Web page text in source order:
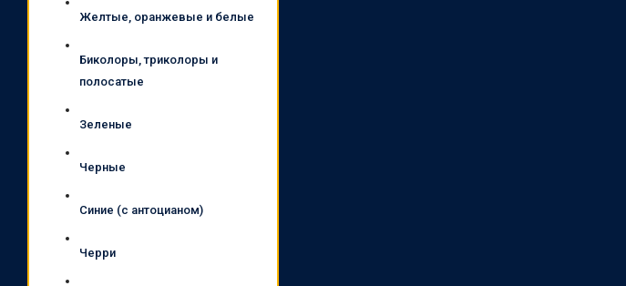
Желтые, оранжевые и белые
Биколоры, триколоры и
полосатые
Зеленые
Черные
Синие (с антоцианом)
Черри